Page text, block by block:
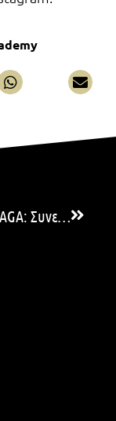
10 χρόνια AGA: Συνεχίζουμε να παλεύουμε για το δικό μας όνειρο!